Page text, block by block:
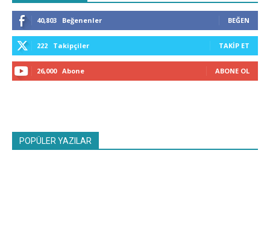
40,803 Beğenenler BEĞEN
222 Takipçiler TAKIP ET
26,000 Abone ABONE OL
POPÜLER YAZILAR